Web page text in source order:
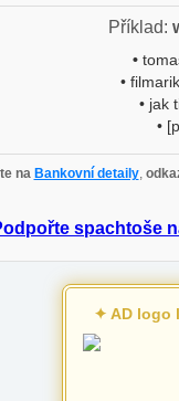
Příklad:
•
•
• jak
•
na Bankovní detaily,
spachtoše
✦ AD logo